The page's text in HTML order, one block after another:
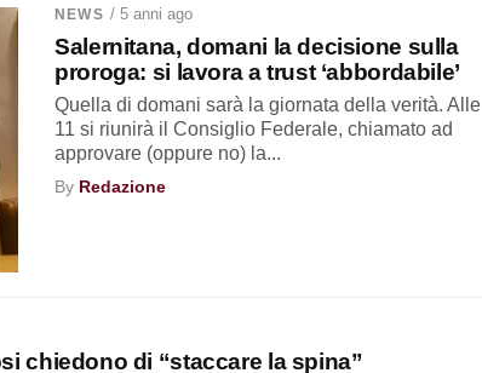
NEWS / 5 anni ago
Salernitana, domani la decisione sulla
proroga: si lavora a trust ‘abbordabile’
Quella di domani sarà la giornata della verità. Alle
11 si riunirà il Consiglio Federale, chiamato ad
approvare (oppure no) la...
By Redazione
chiedono di “staccare la spina”